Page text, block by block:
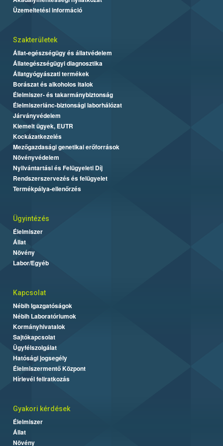
Üzemeltetési információ
Szakterületek
Állat-egészségügy és állatvédelem
Állategészségügyi diagnosztika
Állatgyógyászati termékek
Borászat és alkoholos italok
Élelmiszer- és takarmánybiztonság
Élelmiszerlánc-biztonsági laborhálózat
Járványvédelem
Kiemelt ügyek, EUTR
Kockázatkezelés
Mezőgazdasági genetikai erőforrások
Növényvédelem
Nyilvántartási és Felügyeleti Díj
Rendszerszervezés és felügyelet
Termékpálya-ellenőrzés
Ügyintézés
Élelmiszer
Állat
Növény
Labor/Egyéb
Kapcsolat
Nébih Igazgatóságok
Nébih Laboratóriumok
Kormányhivatalok
Sajtókapcsolat
Ügyfélszolgálat
Hatósági jogsegély
Élelmiszermentő Központ
Hírlevél feliratkozás
Gyakori kérdések
Élelmiszer
Állat
Növény